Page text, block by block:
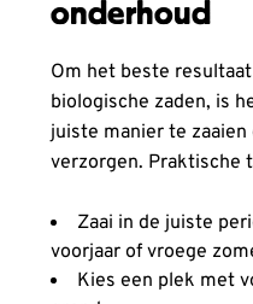
onderhoud
Om het beste
biologische zaden, is
juiste manier te zaaien
verzorgen. Praktische
Zaai in de juiste
voorjaar of vroege
Kies een plek met